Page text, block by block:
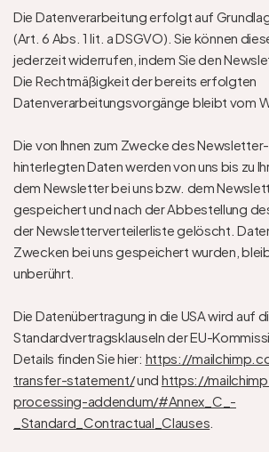
Die Datenverarbeitung erfolgt auf
(Art. 6 Abs. 1 lit. a DSGVO). Sie können
jederzeit widerrufen, indem Sie den
Die Rechtmäßigkeit der bereits erfolgten
Datenverarbeitungsvorgänge bleibt vom
Die von Ihnen zum Zwecke des
hinterlegten Daten werden von uns bis zu
dem Newsletter bei uns bzw. dem
gespeichert und nach der Abbestellung
der Newsletterverteilerliste gelöscht.
Zwecken bei uns gespeichert wurden,
unberührt.
Die Datenübertragung in die USA wird auf
Standardvertragsklauseln der EU-
Details finden Sie hier: https://
transfer-statement/ und https://
processing-addendum/#Annex_C_-
_Standard_Contractual_Clauses.